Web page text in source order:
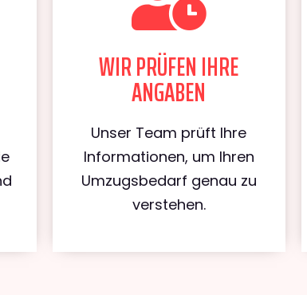
WIR PRÜFEN IHRE
ANGABEN
Unser Team prüft Ihre
Informationen, um Ihren
Umzugsbedarf genau zu
verstehen.